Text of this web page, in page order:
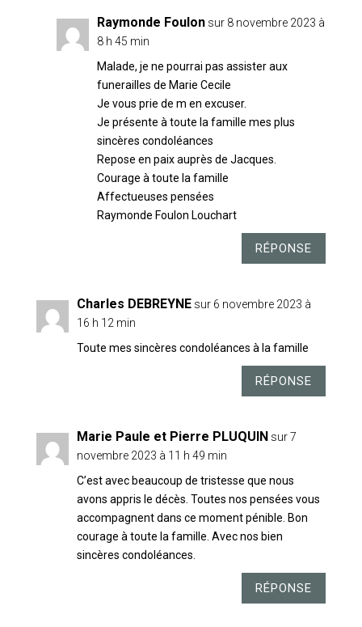
Raymonde Foulon sur 8 novembre 2023 à
8 h 45 min
Malade, je ne pourrai pas assister aux
funerailles de Marie Cecile
Je vous prie de m en excuser.
Je présente à toute la famille mes plus
sincères condoléances
Repose en paix auprès de Jacques.
Courage à toute la famille
Affectueuses pensées
Raymonde Foulon Louchart
RÉPONSE
Charles DEBREYNE sur 6 novembre 2023 à
16 h 12 min
Toute mes sincères condoléances à la famille
RÉPONSE
Marie Paule et Pierre PLUQUIN sur 7
novembre 2023 à 11 h 49 min
C’est avec beaucoup de tristesse que nous
avons appris le décès. Toutes nos pensées vous
accompagnent dans ce moment pénible. Bon
courage à toute la famille. Avec nos bien
sincères condoléances.
RÉPONSE